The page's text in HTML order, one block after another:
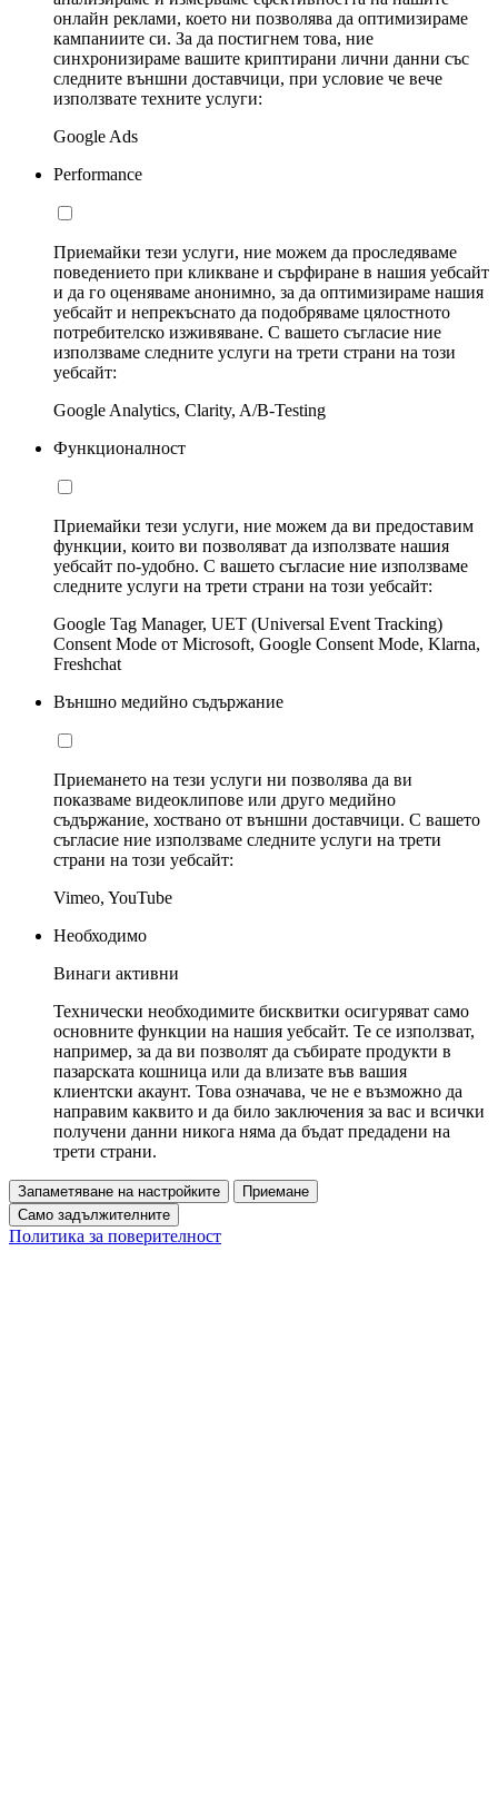
онлайн реклами, което ни позволява да оптимизираме
кампаниите си. За да постигнем това, ние
синхронизираме вашите криптирани лични данни със
следните външни доставчици, при условие че вече
използвате техните услуги:
Google Ads
Performance
Приемайки тези услуги, ние можем да проследяваме
поведението при кликване и сърфиране в нашия уебсайт
и да го оценяваме анонимно, за да оптимизираме нашия
уебсайт и непрекъснато да подобряваме цялостното
потребителско изживяване. С вашето съгласие ние
използваме следните услуги на трети страни на този
уебсайт:
Google Analytics, Clarity, A/B-Testing
Функционалност
Приемайки тези услуги, ние можем да ви предоставим
функции, които ви позволяват да използвате нашия
уебсайт по-удобно. С вашето съгласие ние използваме
следните услуги на трети страни на този уебсайт:
Google Tag Manager, UET (Universal Event Tracking)
Consent Mode от Microsoft, Google Consent Mode, Klarna,
Freshchat
Външно медийно съдържание
Приемането на тези услуги ни позволява да ви
показваме видеоклипове или друго медийно
съдържание, хоствано от външни доставчици. С вашето
съгласие ние използваме следните услуги на трети
страни на този уебсайт:
Vimeo, YouTube
Необходимо
Винаги активни
Технически необходимите бисквитки осигуряват само
основните функции на нашия уебсайт. Те се използват,
например, за да ви позволят да събирате продукти в
пазарската кошница или да влизате във вашия
клиентски акаунт. Това означава, че не е възможно да
направим каквито и да било заключения за вас и всички
получени данни никога няма да бъдат предадени на
трети страни.
Запаметяване на настройките
Приемане
Само задължителните
Политика за поверителност